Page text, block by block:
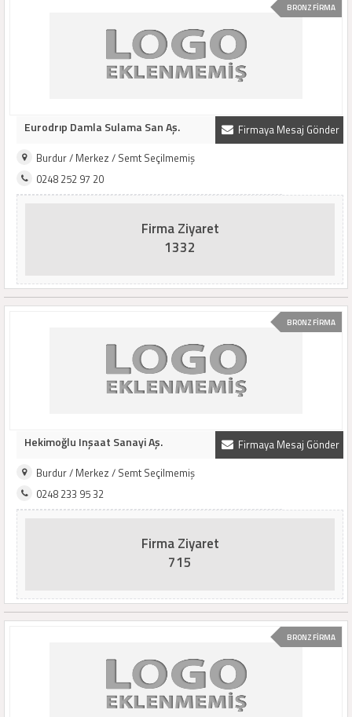
BRONZ FİRMA
Firmaya Mesaj Gönder
Eurodrıp Damla Sulama San Aş.
Burdur / Merkez / Semt Seçilmemiş
0248 252 97 20
Firma Ziyaret
1332
BRONZ FİRMA
Firmaya Mesaj Gönder
Hekimoğlu Inşaat Sanayi Aş.
Burdur / Merkez / Semt Seçilmemiş
0248 233 95 32
Firma Ziyaret
715
BRONZ FİRMA